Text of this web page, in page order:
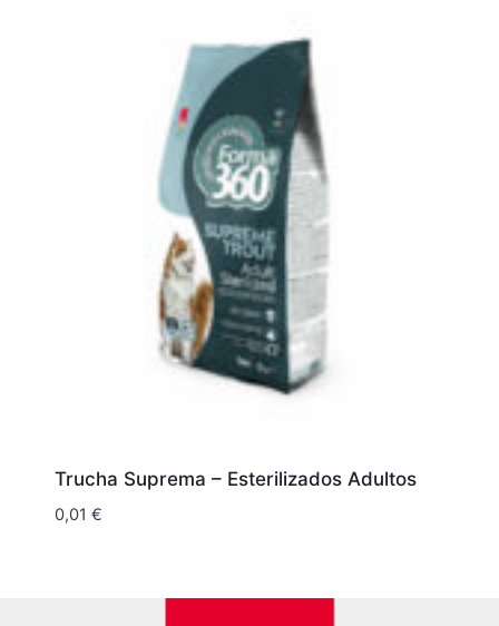
Trucha Suprema – Esterilizados Adultos
0,01 €